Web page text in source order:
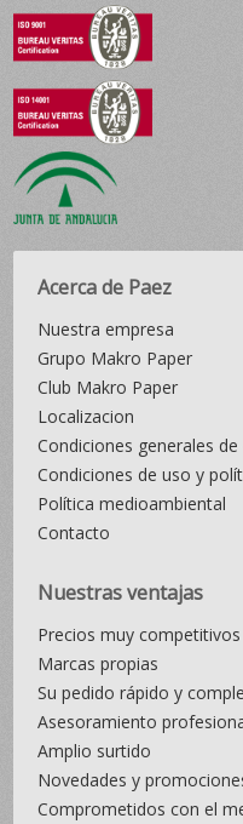
Acerca de Paez
Nuestra empresa
Grupo Makro Paper
Club Makro Paper
Localizacion
Condiciones generales
Condiciones de uso y
Política medioambiental
Contacto
Nuestras ventajas
Precios muy competitivos
Marcas propias
Su pedido rápido y
Asesoramiento
Amplio surtido
Novedades y
Comprometidos con el